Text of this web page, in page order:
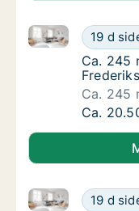
Ca. 245
19 d
Ca. 245 m2
Ca. 245
Ca. 245
Ca. 245
Ca. 245
Ca.
Ca. 110
19 d
Ca. 110 m2